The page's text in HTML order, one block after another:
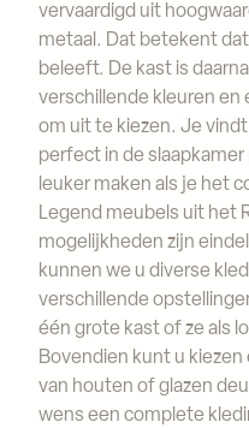
vervaardigd uit
metaal. Dat betekent
beleeft. De kast is
verschillende kleuren en
om uit te kiezen. Je
perfect in de
leuker maken als je het
Legend meubels uit het
mogelijkheden zijn
kunnen we u diverse
verschillende
één grote kast of ze als
Bovendien kunt u
van houten of glazen
wens een complete